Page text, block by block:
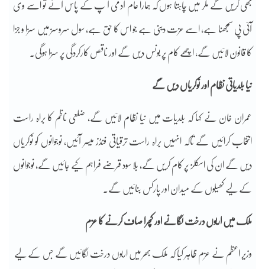
بھی کریں گے مگر میں چاہتا ہوں کہ ہمارا عام آدمی آ پ کے پاس آئے تو اسے وی
آئی پی سمجھنا ہے، اسے عزت دینی ہے جو اس کا حق ہے، سول سروسز میں سزا و جزا
کا قانون لائیں گے، اچھے کام پر بونس دیں گے اور ناقص کارکردگی پر سزا ہوگی۔
نیا بلدیاتی نظام اور نوکریاں دیں گے
عمران خان نے کہا کہ بلدیات میں نیا نظام لائیں گے، ضلعی ناظم کا براہ راست
انتخاب کرائیں گے تاکہ انہیں براہ راست ترقیاتی فنڈز میسر آئیں، نوجوانوں کو نوکریاں
دیں گے ان کی اسکلز پر کام کریں گے، بلا سود قرضے فراہم کیے جائیں گے، نوجوانوں
کے لیے کھیلوں کے میدان اور پارکس بنائیں گے۔
ملک میں اربوں درخت لگانے اور کچرا صاف کرنے کا عزم
وزیر اعظم نے عزم ظاہر کیا کہ ملک بھر میں اربوں درخت لگائیں گے جس کے لیے